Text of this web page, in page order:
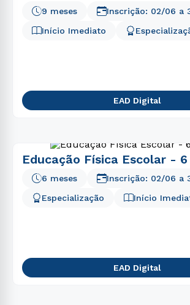
9 meses
Início Imediato
Inscrição: 02/06 a
EAD Digital
Educação Física Escolar -
Especialização
6 meses
Início
Inscrição: 02/06 a
EAD Digital